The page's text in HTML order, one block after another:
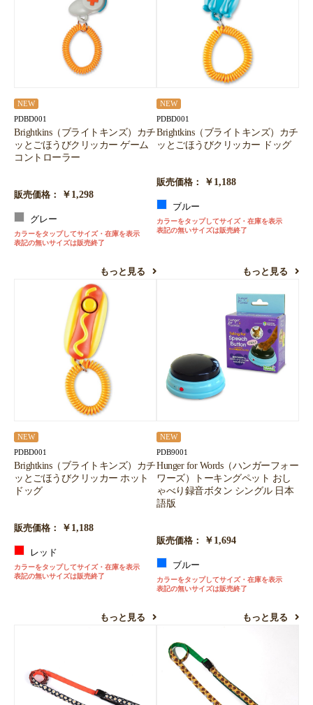
NEW
PDBD001
Brightkins（ブライトキンズ）カチ
ッとごほうびクリッカー ゲーム
コントローラー
販売価格： ￥1,298
グレー
カラーをタップしてサイズ・在庫を表示
表記の無いサイズは販売終了
もっと見る
NEW
PDBD001
Brightkins（ブライトキンズ）カチ
ッとごほうびクリッカー ドッグ
販売価格： ￥1,188
ブルー
カラーをタップしてサイズ・在庫を表示
表記の無いサイズは販売終了
もっと見る
NEW
PDBD001
Brightkins（ブライトキンズ）カチ
ッとごほうびクリッカー ホット
ドッグ
販売価格： ￥1,188
レッド
カラーをタップしてサイズ・在庫を表示
表記の無いサイズは販売終了
もっと見る
NEW
PDB9001
Hunger for Words（ハンガーフォー
ワーズ）トーキングペット おし
ゃべり録音ボタン シングル 日本
語版
販売価格： ￥1,694
ブルー
カラーをタップしてサイズ・在庫を表示
表記の無いサイズは販売終了
もっと見る